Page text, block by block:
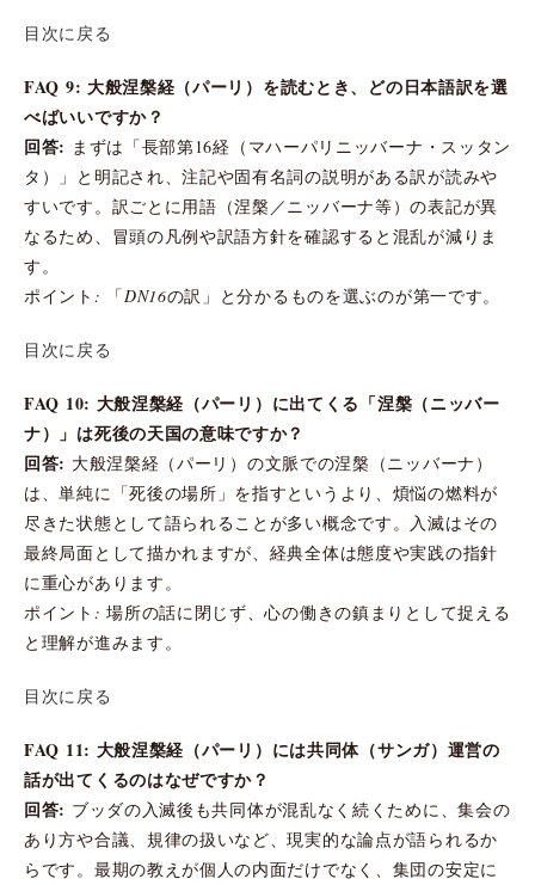
目次に戻る
FAQ 9: 大般涅槃経（パーリ）を読むとき、どの日本語訳を選
べばいいですか？
回答: まずは「長部第16経（マハーパリニッバーナ・スッタン
タ）」と明記され、注記や固有名詞の説明がある訳が読みや
すいです。訳ごとに用語（涅槃／ニッバーナ等）の表記が異
なるため、冒頭の凡例や訳語方針を確認すると混乱が減りま
す。
ポイント: 「DN16の訳」と分かるものを選ぶのが第一です。
目次に戻る
FAQ 10: 大般涅槃経（パーリ）に出てくる「涅槃（ニッバー
ナ）」は死後の天国の意味ですか？
回答: 大般涅槃経（パーリ）の文脈での涅槃（ニッバーナ）
は、単純に「死後の場所」を指すというより、煩悩の燃料が
尽きた状態として語られることが多い概念です。入滅はその
最終局面として描かれますが、経典全体は態度や実践の指針
に重心があります。
ポイント: 場所の話に閉じず、心の働きの鎮まりとして捉える
と理解が進みます。
目次に戻る
FAQ 11: 大般涅槃経（パーリ）には共同体（サンガ）運営の
話が出てくるのはなぜですか？
回答: ブッダの入滅後も共同体が混乱なく続くために、集会の
あり方や合議、規律の扱いなど、現実的な論点が語られるか
らです。最期の教えが個人の内面だけでなく、集団の安定に